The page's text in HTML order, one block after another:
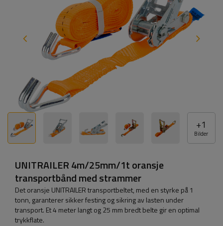
+1
Bilder
UNITRAILER 4m/25mm/1t oransje
transportbånd med strammer
Det oransje UNITRAILER transportbeltet, med en styrke på 1
tonn, garanterer sikker festing og sikring av lasten under
transport. Et 4 meter langt og 25 mm bredt belte gir en optimal
trykkflate.